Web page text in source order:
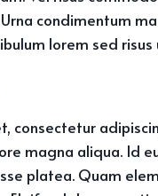
condimentum
lorem sed risus
consectetur
magna aliqua. Id
platea. Quam